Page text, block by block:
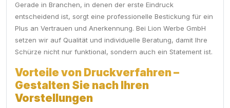
Gerade in Branchen, in denen der erste Eindruck
entscheidend ist, sorgt eine professionelle Bestickung für ein
Plus an Vertrauen und Anerkennung. Bei Lion Werbe GmbH
setzen wir auf Qualität und individuelle Beratung, damit Ihre
Schürze nicht nur funktional, sondern auch ein Statement ist.
Vorteile von Druckverfahren –
Gestalten Sie nach Ihren
Vorstellungen